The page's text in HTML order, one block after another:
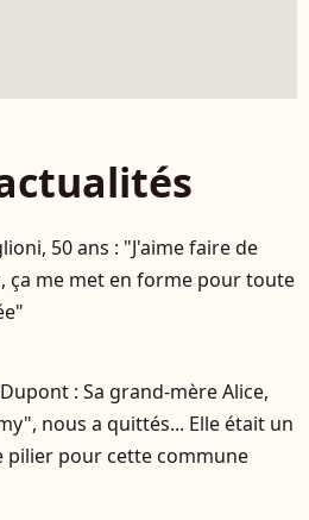
50 ans : "J'aime faire de
ça me met en forme pour toute
: Sa grand-mère Alice,
nous a quittés... Elle était un
pilier pour cette commune